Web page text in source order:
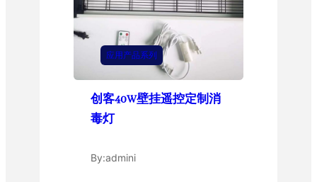
应用产品系列
创客40W壁挂遥控定制消
毒灯
By:admini